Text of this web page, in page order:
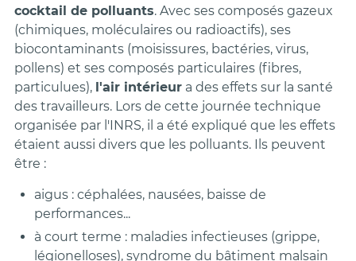
cocktail de polluants. Avec ses composés gazeux
(chimiques, moléculaires ou radioactifs), ses
biocontaminants (moisissures, bactéries, virus,
pollens) et ses composés particulaires (fibres,
particulues), l'air intérieura des effets sur la santé
des travailleurs. Lors de cette journée technique
organisée par l'INRS, il a été expliqué que les effets
étaient aussi divers que les polluants. Ils peuvent
être :
aigus : céphalées, nausées, baisse de
performances...
à court terme : maladies infectieuses (grippe,
légionelloses), syndrome du bâtiment malsain